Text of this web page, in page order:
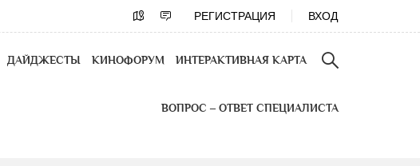
РЕГИСТРАЦИЯ ВХОД
ДАЙДЖЕСТЫ КИНОФОРУМ ИНТЕРАКТИВНАЯ КАРТА
ВОПРОС – ОТВЕТ СПЕЦИАЛИСТА